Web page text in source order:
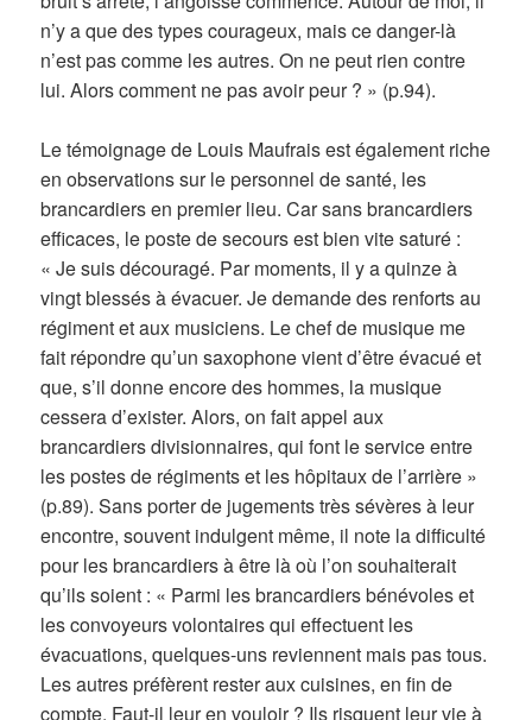
n’y a que des types courageux, mais ce danger-là
n’est pas comme les autres. On ne peut rien contre
lui. Alors comment ne pas avoir peur ? » (p.94).
Le témoignage de Louis Maufrais est également riche
en observations sur le personnel de santé, les
brancardiers en premier lieu. Car sans brancardiers
efficaces, le poste de secours est bien vite saturé :
« Je suis découragé. Par moments, il y a quinze à
vingt blessés à évacuer. Je demande des renforts au
régiment et aux musiciens. Le chef de musique me
fait répondre qu’un saxophone vient d’être évacué et
que, s’il donne encore des hommes, la musique
cessera d’exister. Alors, on fait appel aux
brancardiers divisionnaires, qui font le service entre
les postes de régiments et les hôpitaux de l’arrière »
(p.89). Sans porter de jugements très sévères à leur
encontre, souvent indulgent même, il note la difficulté
pour les brancardiers à être là où l’on souhaiterait
qu’ils soient : « Parmi les brancardiers bénévoles et
les convoyeurs volontaires qui effectuent les
évacuations, quelques-uns reviennent mais pas tous.
Les autres préfèrent rester aux cuisines, en fin de
compte. Faut-il leur en vouloir ? Ils risquent leur vie à